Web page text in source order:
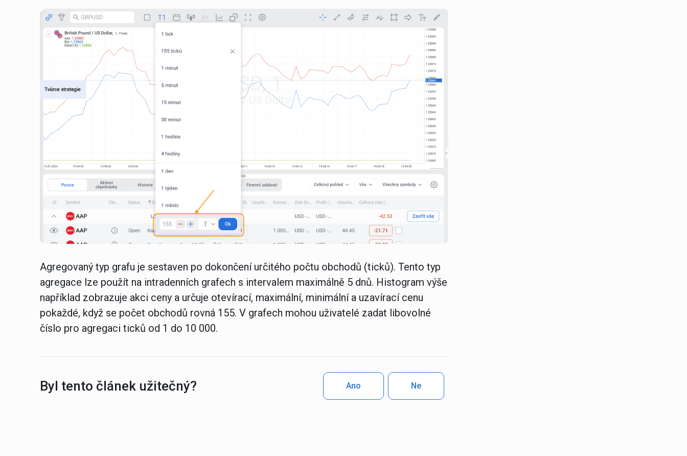
Agregovaný typ grafu je sestaven po dokončení určitého počtu obchodů (ticků). Tento typ
agregace lze použít na intradenních grafech s intervalem maximálně 5 dnů. Histogram výše
například zobrazuje akci ceny a určuje otevírací, maximální, minimální a uzavírací cenu
pokaždé, když se počet obchodů rovná 155. V grafech mohou uživatelé zadat libovolné
číslo pro agregaci ticků od 1 do 10 000.
Byl tento článek užitečný? Ne
Ano